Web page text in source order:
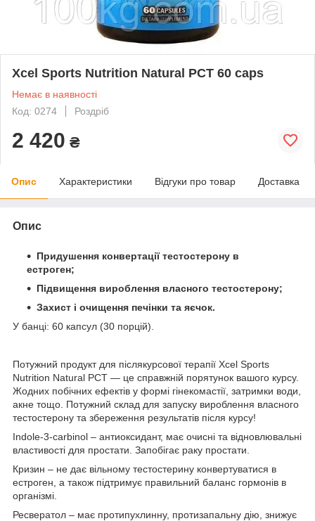
Xcel Sports Nutrition Natural PCT 60 caps
Немає в наявності
Код: 0274
Роздріб
2 420 ₴
Опис Характеристики Відгуки про товар Доставка
Опис
Придушення конвертації тестостерону в
естроген;
Підвищення вироблення власного тестостерону;
Захист і очищення печінки та яєчок.
У банці: 60 капсул (30 порцій).
Потужний продукт для післякурсової терапії Xcel Sports
Nutrition Natural PCT — це справжній порятунок вашого курсу.
Жодних побічних ефектів у формі гінекомастії, затримки води,
акне тощо. Потужний склад для запуску вироблення власного
тестостерону та збереження результатів після курсу!
Indole-3-carbinol – антиоксидант, має очисні та відновлювальні
властивості для простати. Запобігає раку простати.
Кризин – не дає вільному тестостерину конвертуватися в
естроген, а також підтримує правильний баланс гормонів в
організмі.
Ресвератол – має протипухлинну, протизапальну дію, знижує